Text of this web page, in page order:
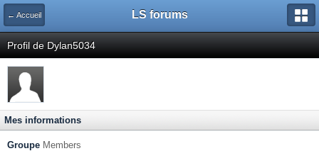
← Accueil LS forums
Profil de Dylan5034
Mes informations
Groupe Members